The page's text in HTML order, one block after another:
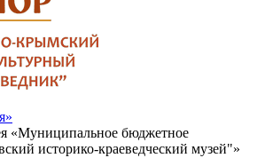
«Муниципальное бюджетное
историко-краеведческий музей"»